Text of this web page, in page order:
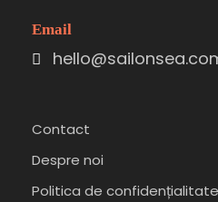
Email
Contact
Despre noi
Politica de